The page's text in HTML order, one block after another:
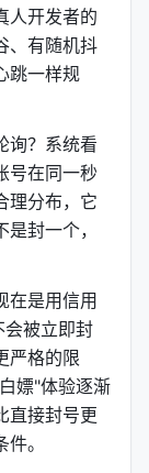
人开发者的
、有随机抖
跳一样规
询？系统看
号在同一秒
理分布，它
封一个，
在是用信用
被立即封
严格的限
嫖"体验逐渐
直接封号更
。